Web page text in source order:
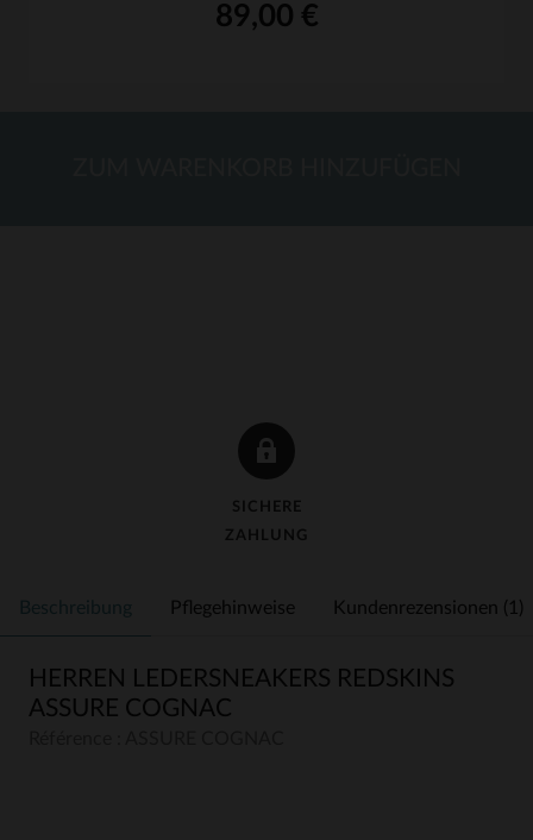
89,00 €
SICHERE
ZAHLUNG
Beschreibung Pflegehinweise Kundenrezensionen (1)
HERREN LEDERSNEAKERS REDSKINS
ASSURE COGNAC